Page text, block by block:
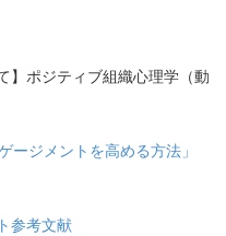
ポジティブ組織心理学（動
ージメントを高める方法」
参考文献